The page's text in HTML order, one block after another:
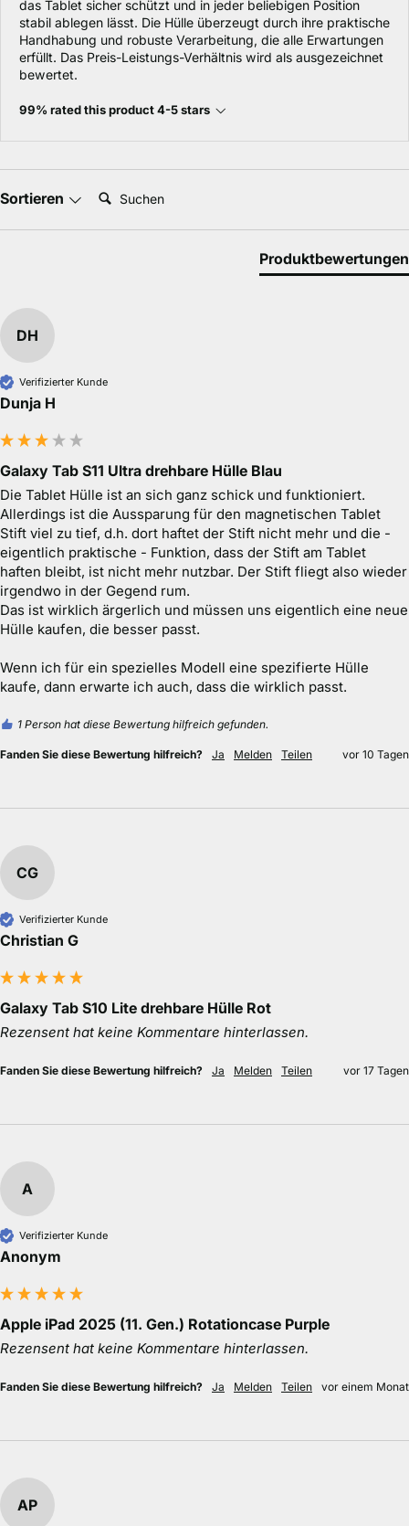
das Tablet sicher schützt und in jeder beliebigen Position
stabil ablegen lässt. Die Hülle überzeugt durch ihre praktische
Handhabung und robuste Verarbeitung, die alle Erwartungen
erfüllt. Das Preis-Leistungs-Verhältnis wird als ausgezeichnet
bewertet.
99% rated this product 4-5 stars
Sortieren Suchen:
Produktbewertungen
DH
Verifizierter Kunde
Dunja H
Galaxy Tab S11 Ultra drehbare Hülle Blau
Die Tablet Hülle ist an sich ganz schick und funktioniert.
Allerdings ist die Aussparung für den magnetischen Tablet
Stift viel zu tief, d.h. dort haftet der Stift nicht mehr und die -
eigentlich praktische - Funktion, dass der Stift am Tablet
haften bleibt, ist nicht mehr nutzbar. Der Stift fliegt also wieder
irgendwo in der Gegend rum.
Das ist wirklich ärgerlich und müssen uns eigentlich eine neue
Hülle kaufen, die besser passt.
Wenn ich für ein spezielles Modell eine spezifierte Hülle
1 Person hat diese Bewertung hilfreich gefunden.
Fanden Sie diese Bewertung hilfreich? Ja Melden Teilen vor 10 Tagen
CG
Verifizierter Kunde
Christian G
Galaxy Tab S10 Lite drehbare Hülle Rot
Rezensent hat keine Kommentare hinterlassen.
Fanden Sie diese Bewertung hilfreich? Ja Melden Teilen vor 17 Tagen
A
Verifizierter Kunde
Anonym
Apple iPad 2025 (11. Gen.) Rotationcase Purple
Rezensent hat keine Kommentare hinterlassen.
Fanden Sie diese Bewertung hilfreich? Ja Melden Teilen vor einem Monat
AP